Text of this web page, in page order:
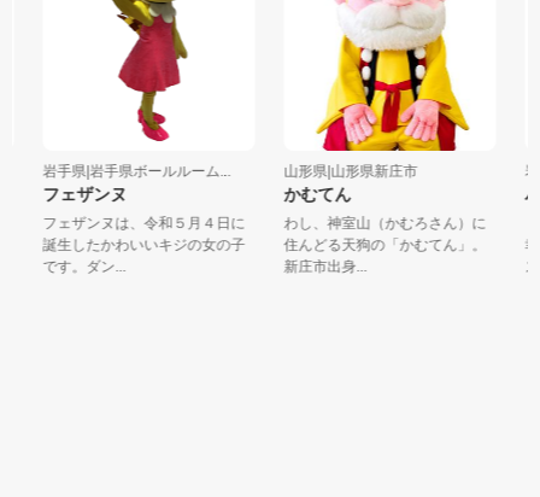
岩手県|岩手県ボールルーム...
フェザンヌ
フェザンヌは、令和５月４日に
誕生したかわいいキジの女の子
です。ダン...
山形県|山形県新庄市
かむてん
わし、神室山（かむろさん）に
住んどる天狗の「かむてん」。
新庄市出身...
岩
幸
ス